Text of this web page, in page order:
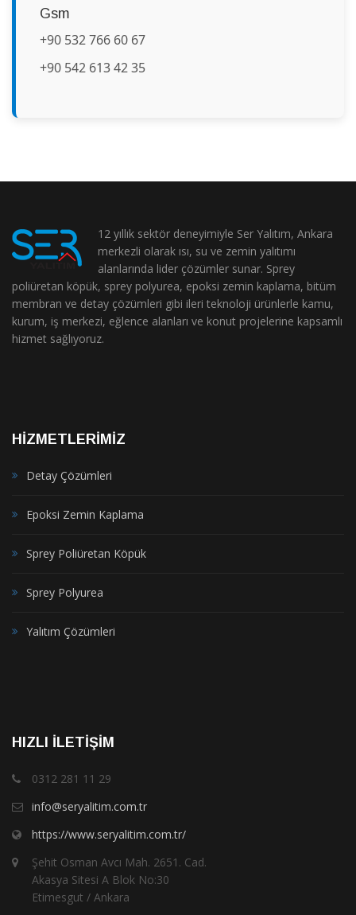
Gsm
+90 532 766 60 67
+90 542 613 42 35
12 yıllık sektör deneyimiyle Ser Yalıtım, Ankara
merkezli olarak ısı, su ve zemin yalıtımı
alanlarında lider çözümler sunar. Sprey
poliüretan köpük, sprey polyurea, epoksi zemin kaplama, bitüm
membran ve detay çözümleri gibi ileri teknoloji ürünlerle kamu,
kurum, iş merkezi, eğlence alanları ve konut projelerine kapsamlı
hizmet sağlıyoruz.
HİZMETLERİMİZ
Detay Çözümleri
Epoksi Zemin Kaplama
Sprey Poliüretan Köpük
Sprey Polyurea
Yalıtım Çözümleri
HIZLI İLETIŞIM
0312 281 11 29
info@seryalitim.com.tr
https://www.seryalitim.com.tr/
Şehit Osman Avcı Mah. 2651. Cad.
Akasya Sitesi A Blok No:30
Etimesgut / Ankara